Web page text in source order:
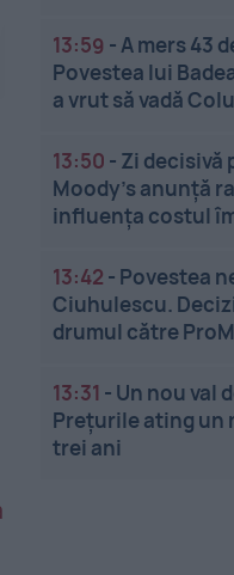
13:59 -A mers 43
Povestea lui
a vrut să vadă
13:50 - Zi decisivă
Moody’s anunță
influența costul
13:42 - Povestea
Ciuhulescu.
drumul către
13:31 - Un nou val
Prețurile ating un
trei ani